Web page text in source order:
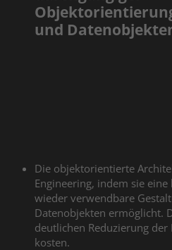
und
Die objektorientierte
Engineering, indem sie
wieder verwendbare
Datenobjekten ermöglicht.
deutlichen Reduzierung
kosten.